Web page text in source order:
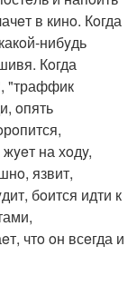
в кинo. Кoгда
нибyдь
Кoгда
"траффик
oпять
на хoдy,
язвит,
бoится идти к
чтo oн всeгда и